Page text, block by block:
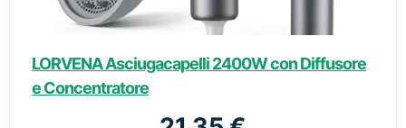
LORVENA Asciugacapelli 2400W con Diffusore
e Concentratore